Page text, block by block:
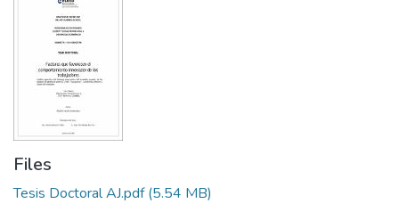
All of DSpace
Statistics
Policies
Files
Tesis Doctoral AJ.pdf(5.54 MB)